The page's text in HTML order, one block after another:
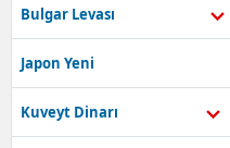
Bulgar Levası
Japon Yeni
Kuveyt Dinarı